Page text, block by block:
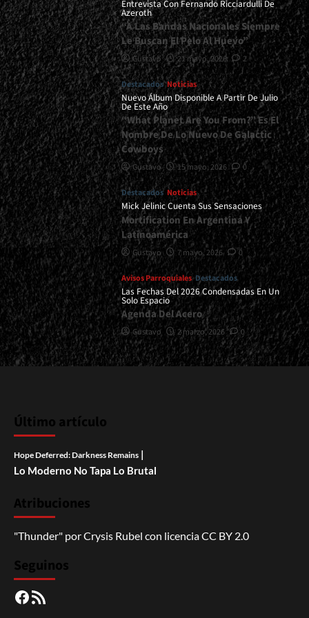
de
Zamarbide</div>
Entrevista Con Fernando Ricciardulli De
Azeroth
“A Las Bandas Nacionales Siempre
Le Buscan El Pelo Al Huevo”
Gustavo 21 mayo, 2026 2
Destacados Noticias
Nuevo Álbum Disponible A Partir De Julio
De Este Año
“What Planet Are You From?” Es El
Nombre De Lo Nuevo De Galactic
Cowboys
Gustavo 15 mayo, 2026 0
Destacados Noticias
Mick Jelinic Cuenta Sus Sensaciones
Mortification En Argentina Y
Latinoamérica
Gustavo 7 mayo, 2026 0
Avisos Parroquiales Destacados
Las Fechas Del 2026 Condensadas En Un
Solo Espacio
Agenda Del Acero
Gustavo 2 marzo, 2026 0
Último artículo
Hope Deferred: Darkness Remains |
Lo Moderno No Tapa Lo Brutal
Atribuciones
"Thunder" porCrysis Rubel con licenciaCC BY 2.0
Seguinos
Facebook
RSS